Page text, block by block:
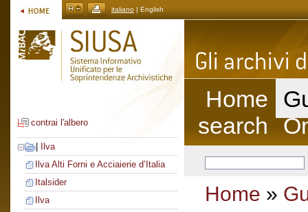
italiano | English
contrai l'albero
Ilva
Ilva Alti Forni e Acciaierie d’Italia
Italsider
Ilva
Home
search
Home »